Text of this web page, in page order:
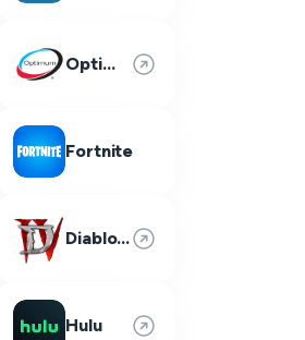
Optimum
Fortnite
Diablo 4
Hulu